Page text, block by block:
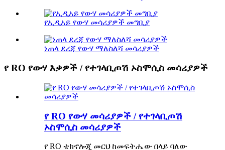
የኢዲአይ የውሃ መሳሪያዎች መግቢያ
ነጠላ ደረጃ የውሃ ማለስለሻ መሳሪያዎች
የ RO የውሃ እቃዎች / የተገላቢጦሽ ኦስሞሲስ መሳሪያዎች
የ RO የውሃ መሳሪያዎች / የተገላቢጦሽ
ኦስሞሲስ መሳሪያዎች
የ RO ቴክኖሎጂ መርህ ከመፍትሔው በላይ ባለው